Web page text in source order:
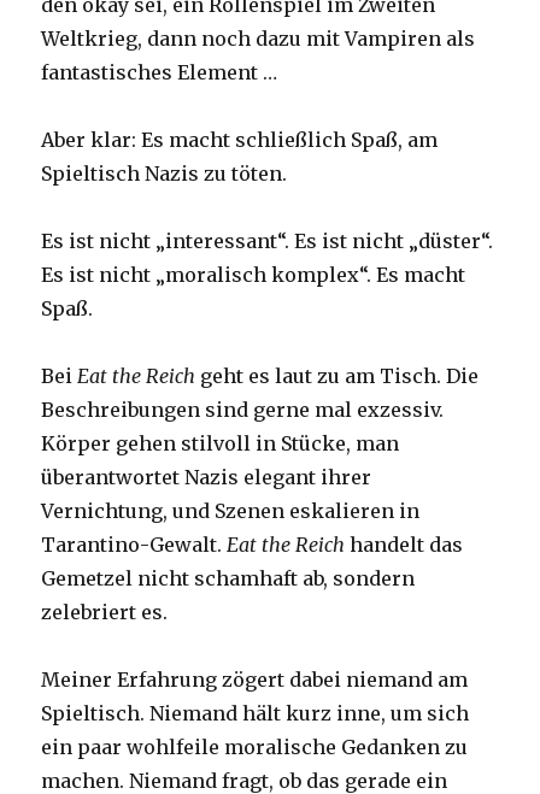
Weltkrieg, dann noch dazu mit Vampiren als
fantastisches Element …
Aber klar: Es macht schließlich Spaß, am
Spieltisch Nazis zu töten.
Es ist nicht „interessant“. Es ist nicht „düster“.
Es ist nicht „moralisch komplex“. Es macht
Spaß.
Bei Eat the Reich geht es laut zu am Tisch. Die
Beschreibungen sind gerne mal exzessiv.
Körper gehen stilvoll in Stücke, man
überantwortet Nazis elegant ihrer
Vernichtung, und Szenen eskalieren in
Tarantino-Gewalt. Eat the Reich handelt das
Gemetzel nicht schamhaft ab, sondern
zelebriert es.
Meiner Erfahrung zögert dabei niemand am
Spieltisch. Niemand hält kurz inne, um sich
ein paar wohlfeile moralische Gedanken zu
machen. Niemand fragt, ob das gerade ein